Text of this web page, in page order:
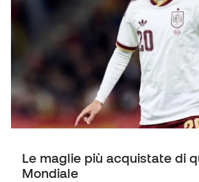
Le maglie più acquistate di
Mondiale